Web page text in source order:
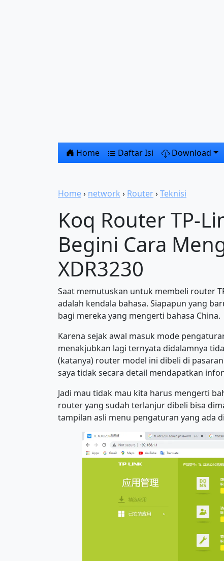
Home Daftar Isi Download
Home› network › Router›Teknisi
Koq Router TP-
Begini Cara
XDR3230
Saat memutuskan untuk membeli router
adalah kendala bahasa. Siapapun yang
bagi mereka yang mengerti bahasa China.
Karena sejak awal masuk mode
menakjubkan lagi ternyata didalamnya
(katanya) router model ini dibeli di
saya tidak secara detail mendapatkan
Jadi mau tidak mau kita harus mengerti
router yang sudah terlanjur dibeli bisa
tampilan asli menu pengaturan yang ada